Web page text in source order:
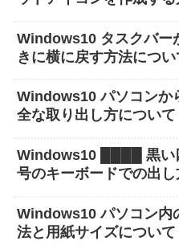
Windows10 タスクバー
きに横に戻す方法につい
Windows10 パソコンか
全な取り出し方について
Windows10 ████ 黒い
号のキーボードでの出
Windows10 パソコン内
法と用紙サイズについて